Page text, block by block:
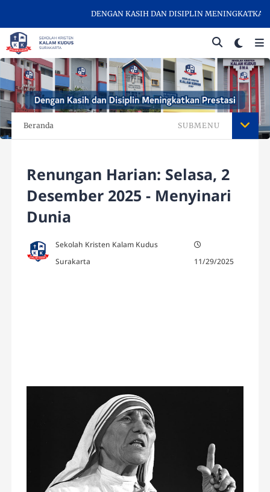
DENGAN KASIH DAN DISIPLIN MENINGKATKAN
Beranda SUBMENU
Renungan Harian: Selasa, 2
Desember 2025 - Menyinari
Dunia
Sekolah Kristen Kalam Kudus
Surakarta
11/29/2025